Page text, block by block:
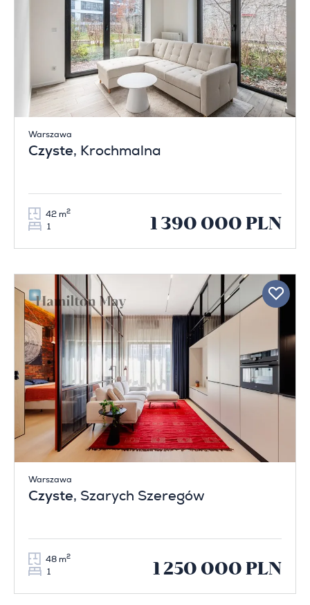
Warszawa
Czyste, Krochmalna
42 m2
1 1 390 000 PLN
Warszawa
Czyste, Szarych Szeregów
48 m2
1 1 250 000 PLN